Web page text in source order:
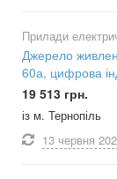
Прилади
Джерело
60а, цифрова
19 513 грн.
із м. Тернопіль
13 червня